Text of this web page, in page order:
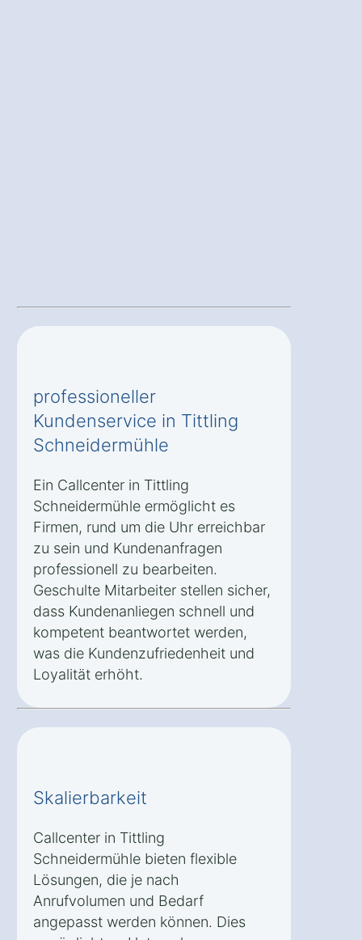
professioneller
Kundenservice in Tittling
Schneidermühle
Ein Callcenter in Tittling
Schneidermühle ermöglicht es
Firmen, rund um die Uhr erreichbar
zu sein und Kundenanfragen
professionell zu bearbeiten.
Geschulte Mitarbeiter stellen sicher,
dass Kundenanliegen schnell und
kompetent beantwortet werden,
was die Kundenzufriedenheit und
Loyalität erhöht.
Skalierbarkeit
Callcenter in Tittling
Schneidermühle bieten flexible
Lösungen, die je nach
Anrufvolumen und Bedarf
angepasst werden können. Dies